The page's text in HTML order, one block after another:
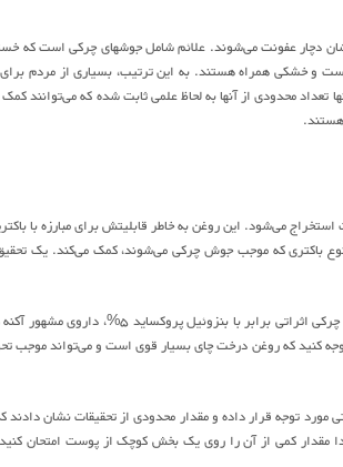
۸۵% افراد در بخشی از زندگیشان دچار عفونت می‌شوند. علائم شامل جوشهای
و خشکی همراه هستند. به این ترتیب، بسیاری از مردم
تعداد محدودی از آنها به لحاظ علمی ثابت شده که
هستند.
استخراج می‌شود. این روغن به خاطر قابلیتش برای مبارزه با
در یک تحقیق دیگر، ژل حاوی ۵% روغن درخت چای برای
کنید که روغن درخت چای بسیار قوی است و می‌تواند موجب
توجه قرار داده و مقدار محدودی از تحقیقات نشان
مقدار کمی از آن را روی یک بخش کوچک از پوست امتحان